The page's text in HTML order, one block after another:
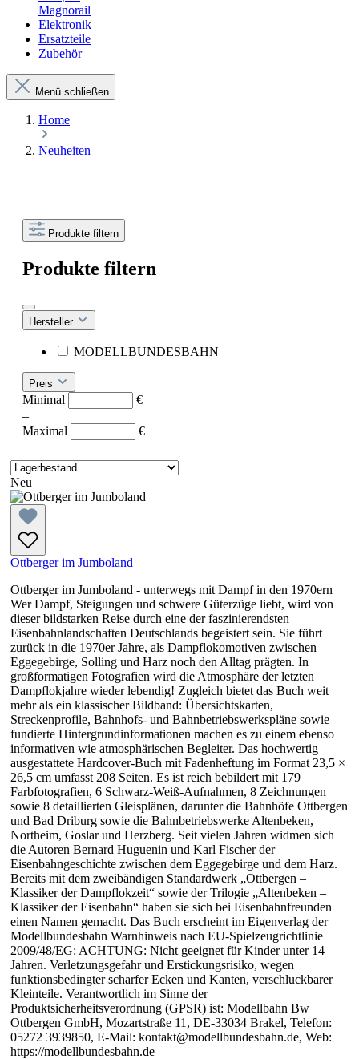
Magnorail
Elektronik
Ersatzteile
Zubehör
Menü schließen
Home
Neuheiten
Produkte filtern
Produkte filtern
Hersteller
MODELLBUNDESBAHN
Preis
Minimal
€
–
Maximal
€
Neu
Ottberger im Jumboland
Ottberger im Jumboland - unterwegs mit Dampf in den 1970ern
Wer Dampf, Steigungen und schwere Güterzüge liebt, wird von
dieser bildstarken Reise durch eine der faszinierendsten
Eisenbahnlandschaften Deutschlands begeistert sein. Sie führt
zurück in die 1970er Jahre, als Dampflokomotiven zwischen
Eggegebirge, Solling und Harz noch den Alltag prägten. In
großformatigen Fotografien wird die Atmosphäre der letzten
Dampflokjahre wieder lebendig! Zugleich bietet das Buch weit
mehr als ein klassischer Bildband: Übersichtskarten,
Streckenprofile, Bahnhofs- und Bahnbetriebswerkspläne sowie
fundierte Hintergrundinformationen machen es zu einem ebenso
informativen wie atmosphärischen Begleiter. Das hochwertig
ausgestattete Hardcover-Buch mit Fadenheftung im Format 23,5 ×
26,5 cm umfasst 208 Seiten. Es ist reich bebildert mit 179
Farbfotografien, 6 Schwarz-Weiß-Aufnahmen, 8 Zeichnungen
sowie 8 detaillierten Gleisplänen, darunter die Bahnhöfe Ottbergen
und Bad Driburg sowie die Bahnbetriebswerke Altenbeken,
Northeim, Goslar und Herzberg. Seit vielen Jahren widmen sich
die Autoren Bernard Huguenin und Karl Fischer der
Eisenbahngeschichte zwischen dem Eggegebirge und dem Harz.
Bereits mit dem zweibändigen Standardwerk „Ottbergen –
Klassiker der Dampflokzeit“ sowie der Trilogie „Altenbeken –
Klassiker der Eisenbahn“ haben sie sich bei Eisenbahnfreunden
einen Namen gemacht. Das Buch erscheint im Eigenverlag der
Modellbundesbahn Warnhinweis nach EU-Spielzeugrichtlinie
2009/48/EG: ACHTUNG: Nicht geeignet für Kinder unter 14
Jahren. Verletzungsgefahr und Erstickungsrisiko, wegen
funktionsbedingter scharfer Ecken und Kanten, verschluckbarer
Kleinteile. Verantwortlich im Sinne der
Produktsicherheitsverordnung (GPSR) ist: Modellbahn Bw
Ottbergen GmbH, Mozartstraße 11, DE-33034 Brakel, Telefon:
05272 3939850, E-Mail: kontakt@modellbundesbahn.de, Web:
https://modellbundesbahn.de